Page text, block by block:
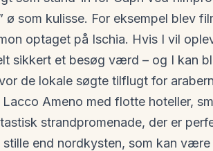
ø som kulisse. For eksempel blev
optaget på Ischia. Hvis I vil
sikkert et besøg værd – og I kan
de lokale søgte tilflugt for
Ameno med flotte hoteller,
strandpromenade, der er
end nordkysten, som kan